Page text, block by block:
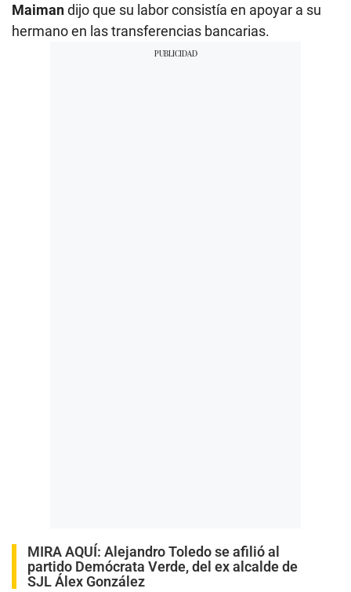
Maimandijo que su labor consistía en apoyar a su
hermano en las transferencias bancarias.
MIRA AQUÍ: Alejandro Toledo se afilió al
partido Demócrata Verde, del ex alcalde de
SJL Álex González